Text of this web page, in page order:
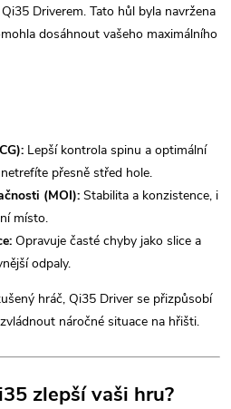
Driverem. Tato hůl byla navržena
dosáhnout vašeho maximálního
Lepší kontrola spinu a optimální
přesně střed hole.
(MOI): Stabilita a konzistence, i
místo.
Opravuje časté chyby jako slice a
odpaly.
hráč, Qi35 Driver se přizpůsobí
náročné situace na hřišti.
zlepší vaši hru?